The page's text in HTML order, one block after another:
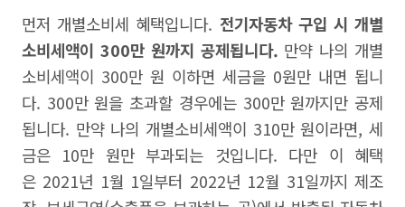
먼저 개별소비세 혜택입니다. 전기자동차 구입 시 개별
소비세액이 300만 원까지 공제됩니다. 만약 나의 개별
소비세액이 300만 원 이하면 세금을 0원만 내면 됩니
다. 300만 원을 초과할 경우에는 300만 원까지만 공제
됩니다. 만약 나의 개별소비세액이 310만 원이라면, 세
금은 10만 원만 부과되는 것입니다. 다만 이 혜택
은 2021년 1월 1일부터 2022년 12월 31일까지 제조